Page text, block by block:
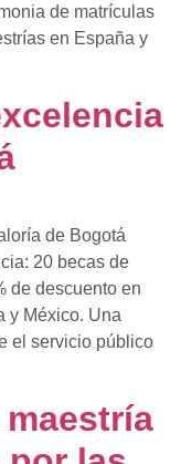
de matrículas
en España y
de Bogotá
20 becas de
de descuento en
y México. Una
el servicio público